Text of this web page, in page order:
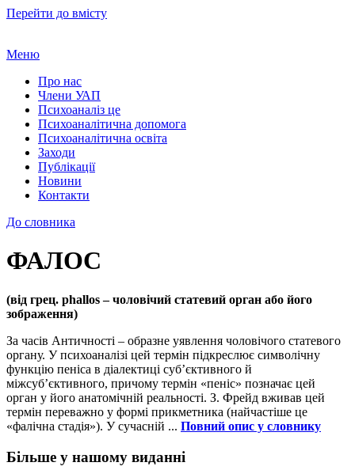
Перейти до вмісту
Меню
Про нас
Члени УАП
Психоаналіз це
Психоаналітична допомога
Психоаналітична освіта
Заходи
Публікації
Новини
Контакти
До словника
ФАЛОС
(від грец. phallos – чоловічий статевий орган або його
зображення)
За часів Античності – образне уявлення чоловічого статевого
органу. У психоаналізі цей термін підкреслює символічну
функцію пеніса в діалектиці суб’єктивного й
міжсуб’єктивного, причому термін «пеніс» позначає цей
орган у його анатомічній реальності. З. Фрейд вживав цей
термін переважно у формі прикметника (найчастіше це
«фалічна стадія»). У сучасній ... Повний опис у словнику
Більше у нашому виданні